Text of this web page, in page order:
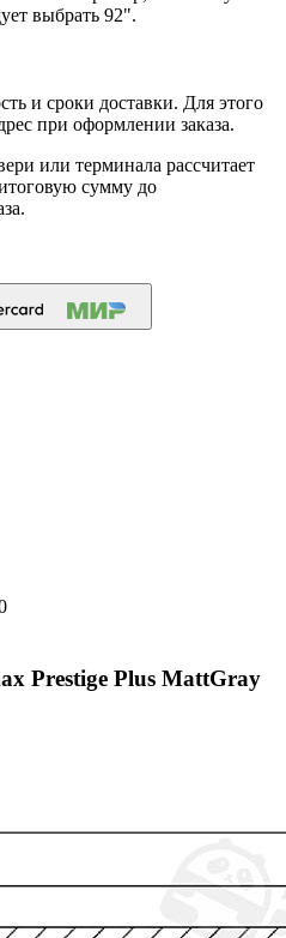
выбрать 92".
и сроки доставки. Для этого
при оформлении заказа.
или терминала рассчитает
сумму до
Prestige Plus MattGray